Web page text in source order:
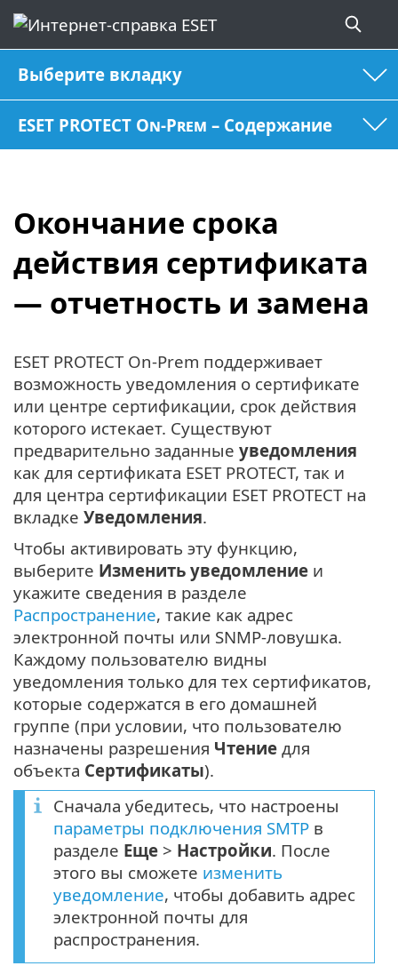
Выберите вкладку
ESET PROTECT On-Prem – Содержание
Окончание срока
действия сертификата
— отчетность и замена
ESET PROTECT On-Prem поддерживает
возможность уведомления о сертификате
или центре сертификации, срок действия
которого истекает. Существуют
предварительно заданные уведомления
как для сертификата ESET PROTECT, так и
для центра сертификации ESET PROTECT на
вкладке Уведомления.
Чтобы активировать эту функцию,
выберите Изменить уведомление и
укажите сведения в разделе
Распространение, такие как адрес
электронной почты или SNMP-ловушка.
Каждому пользователю видны
уведомления только для тех сертификатов,
которые содержатся в его домашней
группе (при условии, что пользователю
назначены разрешения Чтение для
объекта Сертификаты).
Сначала убедитесь, что настроены
параметры подключения SMTP в
разделе Еще > Настройки. После
этого вы сможете изменить
уведомление, чтобы добавить адрес
электронной почты для
распространения.